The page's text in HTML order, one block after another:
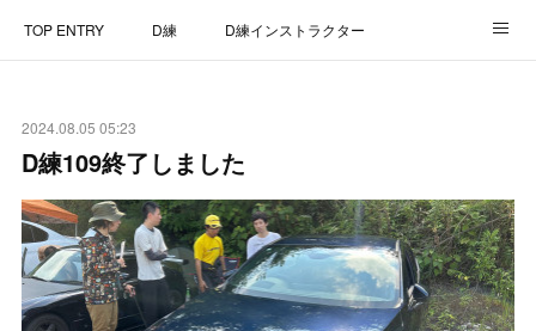
TOP ENTRY D練 D練インストラクター
CONTACT
2024.08.05 05:23
D練109終了しました